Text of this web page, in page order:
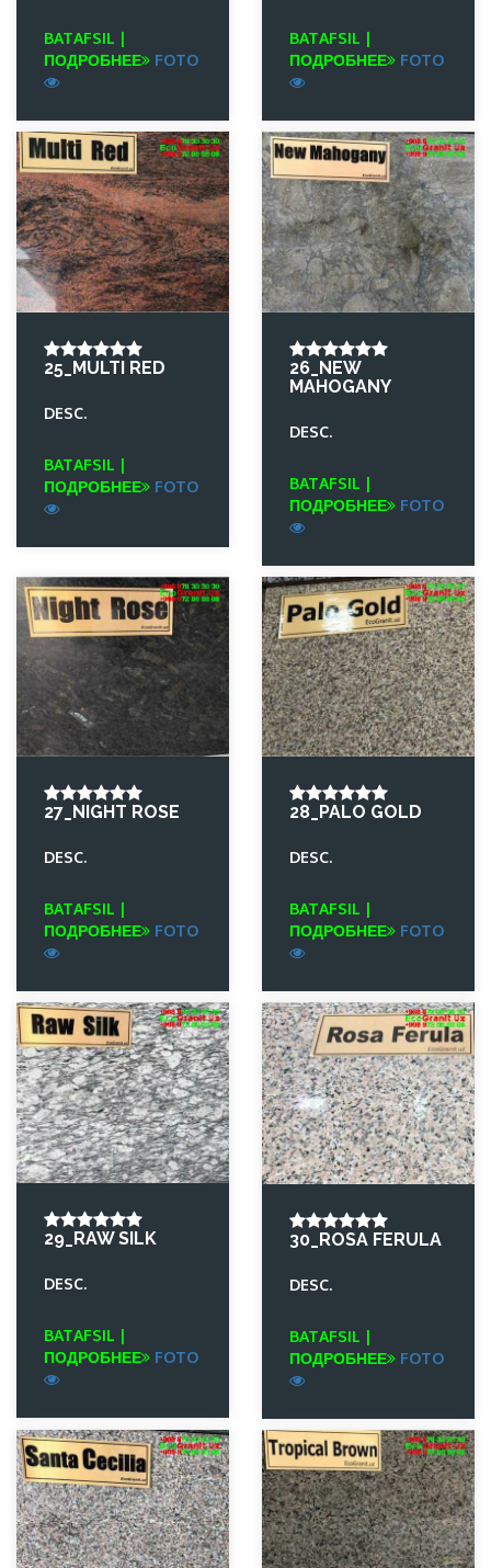
BATAFSIL |
ПОДРОБНЕЕ
FOTO
BATAFSIL |
ПОДРОБНЕЕ
FOTO
25_MULTI RED
DESC.
BATAFSIL |
ПОДРОБНЕЕ
FOTO
26_NEW
MAHOGANY
DESC.
BATAFSIL |
ПОДРОБНЕЕ
FOTO
27_NIGHT ROSE
DESC.
BATAFSIL |
ПОДРОБНЕЕ
FOTO
28_PALO GOLD
DESC.
BATAFSIL |
ПОДРОБНЕЕ
FOTO
29_RAW SILK
DESC.
BATAFSIL |
ПОДРОБНЕЕ
FOTO
30_ROSA FERULA
DESC.
BATAFSIL |
ПОДРОБНЕЕ
FOTO